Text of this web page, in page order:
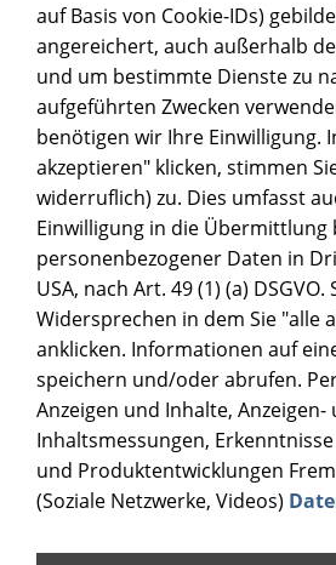
auf Basis von Cookie-IDs)
angereichert, auch außerhalb
und um bestimmte Dienste zu
aufgeführten Zwecken
benötigen wir Ihre Einwilligung.
akzeptieren" klicken, stimmen
widerruflich) zu. Dies umfasst
Einwilligung in die
personenbezogener Daten in
USA, nach Art. 49 (1) (a)
Widersprechen in dem Sie "alle
anklicken. Informationen auf
speichern und/oder abrufen.
Anzeigen und Inhalte, Anzeigen-
Inhaltsmessungen,
und Produktentwicklungen
(Soziale Netzwerke, Videos)